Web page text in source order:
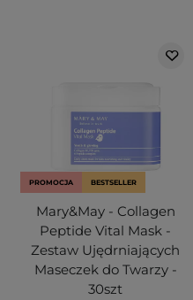
PROMOCJA BESTSELLER
Mary&May - Collagen
Peptide Vital Mask -
Zestaw Ujędrniających
Maseczek do Twarzy -
30szt